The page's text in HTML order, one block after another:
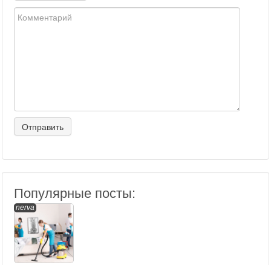
Популярные посты:
nerva